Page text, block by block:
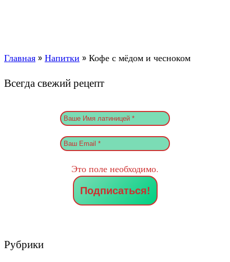
Главная»Напитки »Кофе с мёдом и чесноком
Всегда свежий рецепт
Это поле необходимо.
Рубрики